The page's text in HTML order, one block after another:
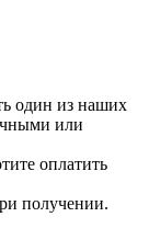
один из наших
или
оплатить
получении.